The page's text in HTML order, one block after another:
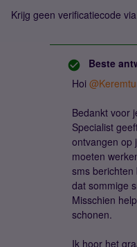
Krijg geen verificatiecode
Beste
Hoi ​
Bedankt voor
Specialist
ontvangen op
moeten
sms
dat sommige
Misschien
schonen.
Ik hoor het